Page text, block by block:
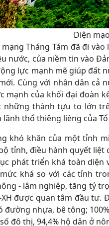
Diện
Tháng Tám đã đi
nước, của niềm tin vào
lực mạnh mẽ giúp đất
Cùng với nhân dân cả
mạnh của khối đại đoàn
những thành tựu to lớn
lãnh thổ thiêng liêng của
khó khăn của một tỉnh
tỉnh, điều hành quyết
phát triển khá toàn
khá so với các tỉnh
- lâm nghiệp, tăng tỷ
XH được quan tâm đầu
đường nhựa, bê tông;
đô thị, 94,4% hộ dân ở